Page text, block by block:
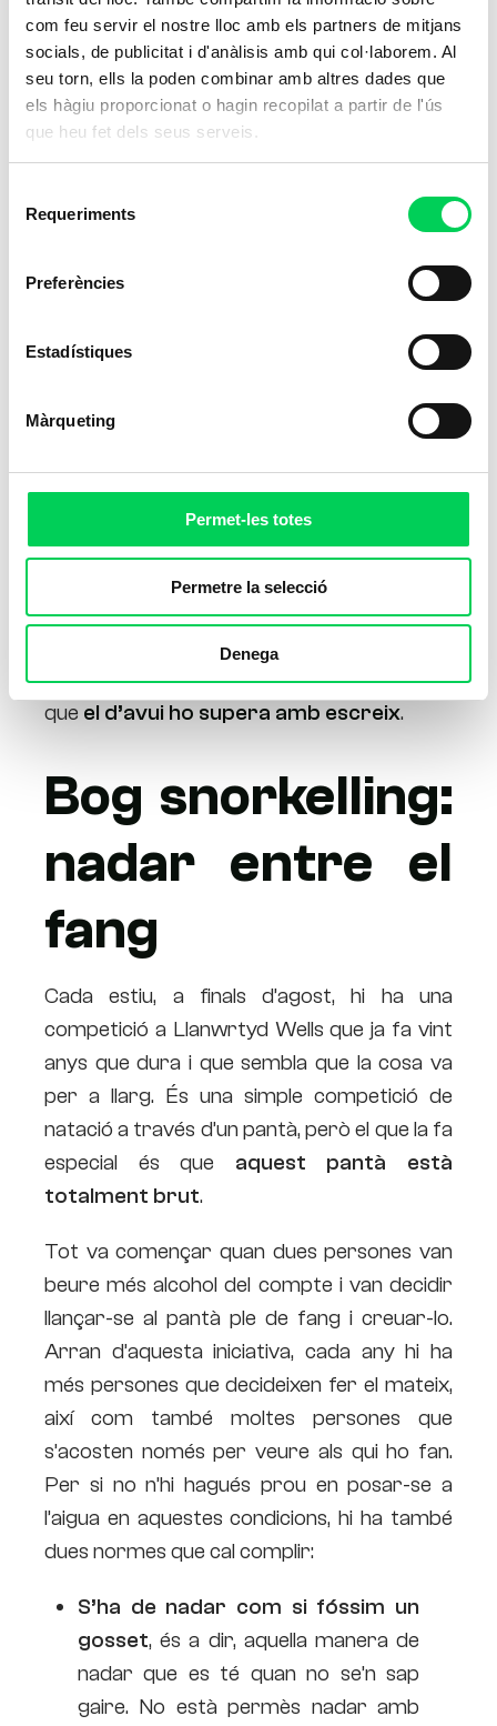
com feu servir el nostre lloc amb els partners de mitjans
socials, de publicitat i d'anàlisis amb qui col·laborem. Al
seu torn, ells la poden combinar amb altres dades que
els hàgiu proporcionat o hagin recopilat a partir de l'ús
que heu fet dels seus serveis.
Requeriments
Preferències
Estadístiques
Màrqueting
Permet-les totes
Permetre la selecció
Denega
Al món hi ha competicions i practiques
esportives molt estranyes. Alguna vegada
us hem presentat algun cas, però creiem
que el d’avui ho supera amb escreix.
Bog snorkelling:
nadar entre el
fang
Cada estiu, a finals d’agost, hi ha una
competició a Llanwrtyd Wells que ja fa vint
anys que dura i que sembla que la cosa va
per a llarg. És una simple competició de
natació a través d’un pantà, però el que la fa
especial és que aquest pantà està
totalment brut.
Tot va començar quan dues persones van
beure més alcohol del compte i van decidir
llançar-se al pantà ple de fang i creuar-lo.
Arran d’aquesta iniciativa, cada any hi ha
més persones que decideixen fer el mateix,
així com també moltes persones que
s’acosten només per veure als qui ho fan.
Per si no n’hi hagués prou en posar-se a
l’aigua en aquestes condicions, hi ha també
dues normes que cal complir:
S’ha de nadar com si fóssim un
gosset, és a dir, aquella manera de
nadar que es té quan no se’n sap
gaire. No està permès nadar amb